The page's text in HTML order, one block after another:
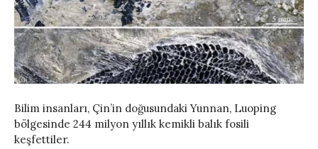
Bilim insanları, Çin’in doğusundaki Yunnan, Luoping
bölgesinde 244 milyon yıllık kemikli balık fosili
keşfettiler.